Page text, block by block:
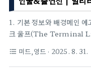
라토(Agence Grateau)는
마 속 가상의 마케팅 에이전
를 두고 럭셔리 브랜드와
언트를 전문으로 다룹니다
급 브랜드의 캠페인을 맡아
있죠. 시즌 1부터 에..
1. 기본 정보와 배경메인 예
크 울프(The Terminal
공개된 액션 스릴러 드라마
트》(2022, 크리스 프랫 주
format_list_bulleted 미드,영드 · 2025. 8. 31.